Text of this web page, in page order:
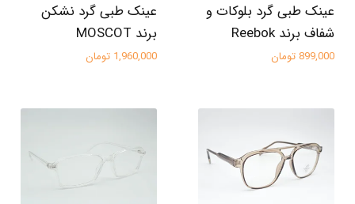
عینک طبی گرد بلوکات و
شفاف برند Reebok
899,000 تومان
عینک طبی گرد نشکن
برند MOSCOT
1,960,000 تومان